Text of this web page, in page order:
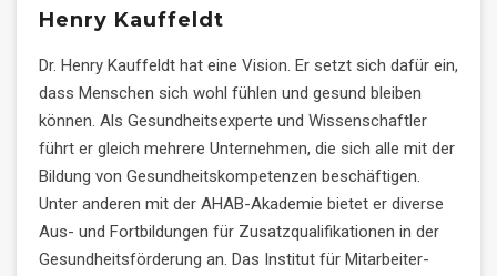
Henry Kauffeldt
Dr. Henry Kauffeldt hat eine Vision. Er setzt sich dafür ein,
dass Menschen sich wohl fühlen und gesund bleiben
können. Als Gesundheitsexperte und Wissenschaftler
führt er gleich mehrere Unternehmen, die sich alle mit der
Bildung von Gesundheitskompetenzen beschäftigen.
Unter anderen mit der AHAB-Akademie bietet er diverse
Aus- und Fortbildungen für Zusatzqualifikationen in der
Gesundheitsförderung an. Das Institut für Mitarbeiter-